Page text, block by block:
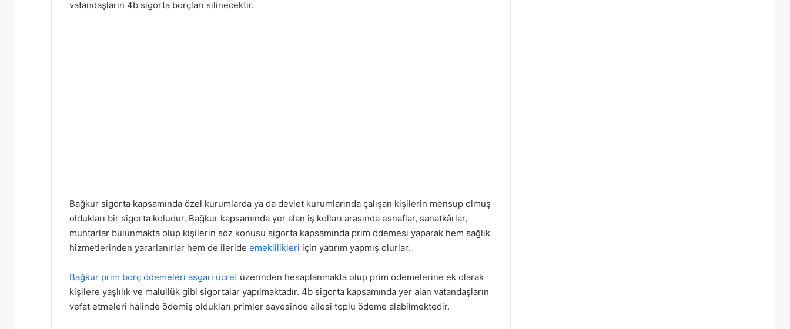
vatandaşların 4b sigorta borçları silinecektir.
Bağkur sigorta kapsamında özel kurumlarda ya da devlet kurumlarında çalışan kişilerin mensup olmuş
oldukları bir sigorta koludur. Bağkur kapsamında yer alan iş kolları arasında esnaflar, sanatkârlar,
muhtarlar bulunmakta olup kişilerin söz konusu sigorta kapsamında prim ödemesi yaparak hem sağlık
hizmetlerinden yararlanırlar hem de ileride emeklilikleri için yatırım yapmış olurlar.
Bağkur prim borç ödemeleri asgari ücret üzerinden hesaplanmakta olup prim ödemelerine ek olarak
kişilere yaşlılık ve malullük gibi sigortalar yapılmaktadır. 4b sigorta kapsamında yer alan vatandaşların
vefat etmeleri halinde ödemiş oldukları primler sayesinde ailesi toplu ödeme alabilmektedir.